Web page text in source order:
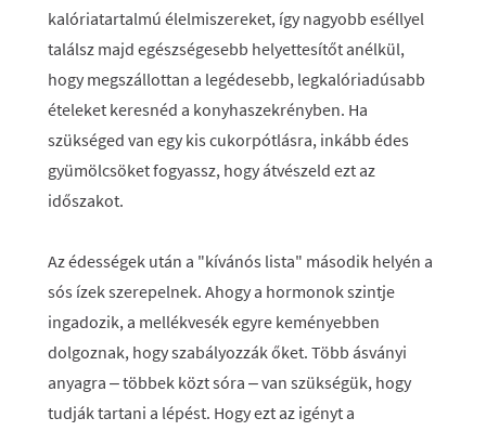
kalóriatartalmú élelmiszereket, így nagyobb eséllyel
találsz majd egészségesebb helyettesítőt anélkül,
hogy megszállottan a legédesebb, legkalóriadúsabb
ételeket keresnéd a konyhaszekrényben. Ha
szükséged van egy kis cukorpótlásra, inkább édes
gyümölcsöket fogyassz, hogy átvészeld ezt az
időszakot.
Az édességek után a "kívánós lista" második helyén a
sós ízek szerepelnek. Ahogy a hormonok szintje
ingadozik, a mellékvesék egyre keményebben
dolgoznak, hogy szabályozzák őket. Több ásványi
anyagra – többek közt sóra – van szükségük, hogy
tudják tartani a lépést. Hogy ezt az igényt a